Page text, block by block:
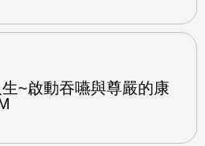
~啟動吞嚥與尊嚴的康